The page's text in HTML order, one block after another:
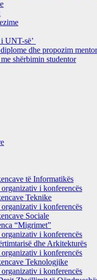
UNT-së’
dhe propozim
shërbimin studentor
të Informatikës
i konferencës
Teknike
i konferencës
Sociale
“Migrimet”
i konferencës
dhe Arkitekturës
i konferencës
Teknologjike
i konferencës